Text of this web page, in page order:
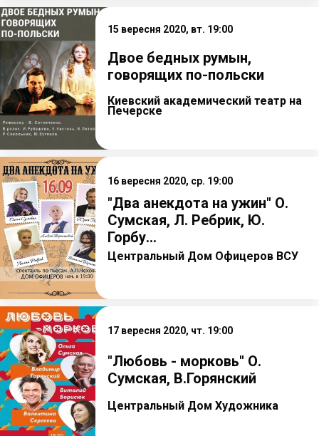
15 вересня 2020, вт. 19:00
Двое бедных румын,
говорящих по-польски
Киевский академический театр на
Печерске
16 вересня 2020, ср. 19:00
"Два анекдота на ужин" О.
Сумская, Л. Ребрик, Ю.
Горбу...
Центральный Дом Офицеров ВСУ
17 вересня 2020, чт. 19:00
"Любовь - морковь" О.
Сумская, В.Горянский
Центральный Дом Художника